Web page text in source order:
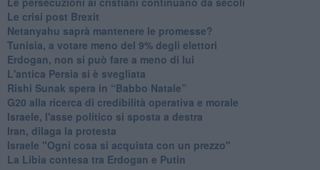
Le crisi post Brexit
Netanyahu saprà mantenere le promesse?
Tunisia, a votare meno del 9% degli elettori
Erdogan, non si può fare a meno di lui
L'antica Persia si è svegliata
Rishi Sunak spera in “Babbo Natale”
G20 alla ricerca di credibilità operativa e morale
Israele, l'asse politico si sposta a destra
Iran, dilaga la protesta
Israele "Ogni cosa si acquista con un prezzo"
La Libia contesa tra Erdogan e Putin